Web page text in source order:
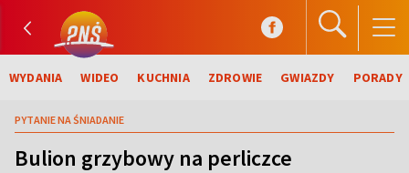
WYDANIA WIDEO KUCHNIA ZDROWIE GWIAZDY PORADY
PYTANIE NA ŚNIADANIE
Bulion grzybowy na perliczce